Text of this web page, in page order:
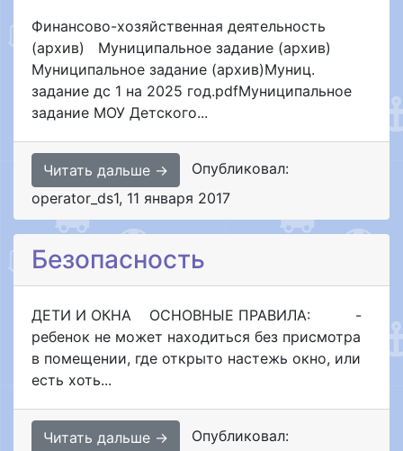
Финансово-хозяйственная деятельность
(архив) Муниципальное задание (архив)
Муниципальное задание (архив)Муниц.
задание дс 1 на 2025 год.pdfМуниципальное
задание МОУ Детского...
Читать дальше →
Опубликовал:
operator_ds1, 11 января 2017
Безопасность
ДЕТИ И ОКНА ОСНОВНЫЕ ПРАВИЛА: -
ребенок не может находиться без присмотра
в помещении, где открыто настежь окно, или
есть хоть...
Читать дальше →
Опубликовал: